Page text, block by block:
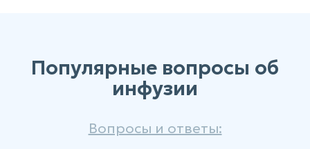
Популярные вопросы об
инфузии
Вопросы и ответы: